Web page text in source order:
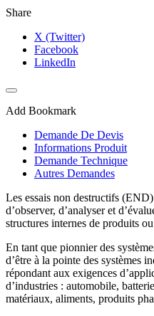
Share
X (Twitter)
Facebook
LinkedIn
Add Bookmark
Demande De Devis
Informations Produit
Demande Technique
Autres Demandes
Les essais non destructifs
d’observer, d’analyser et
structures internes de produits
En tant que pionnier des
d’être à la pointe des systèmes
répondant aux exigences
d’industries : automobile,
matériaux, aliments, produits